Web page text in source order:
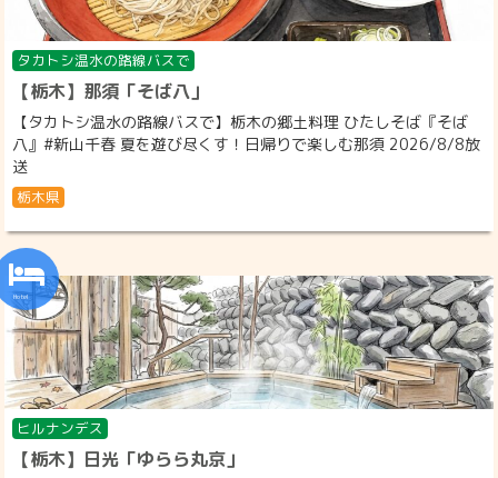
タカトシ温水の路線バスで
【栃木】那須「そば八」
【タカトシ温水の路線バスで】栃木の郷土料理 ひたしそば『そば
八』#新山千春 夏を遊び尽くす！日帰りで楽しむ那須 2026/8/8放
送
栃木県
ヒルナンデス
【栃木】日光「ゆらら丸京」